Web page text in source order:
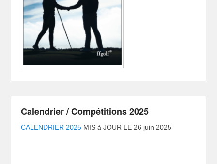
Calendrier / Compétitions 2025
CALENDRIER 2025 MIS à JOUR LE 26 juin 2025